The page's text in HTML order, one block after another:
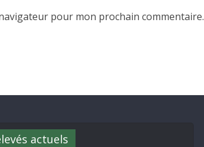
pour mon prochain commentaire.
actuels